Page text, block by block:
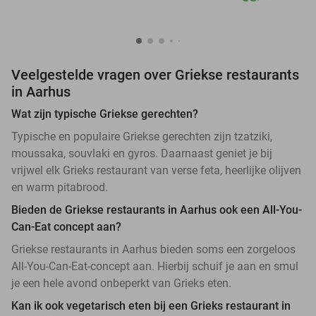
Veelgestelde vragen over Griekse restaurants
in Aarhus
Wat zijn typische Griekse gerechten?
Typische en populaire Griekse gerechten zijn tzatziki,
moussaka, souvlaki en gyros. Daarnaast geniet je bij
vrijwel elk Grieks restaurant van verse feta, heerlijke olijven
en warm pitabrood.
Bieden de Griekse restaurants in Aarhus ook een All-You-
Can-Eat concept aan?
Griekse restaurants in Aarhus bieden soms een zorgeloos
All-You-Can-Eat-concept aan. Hierbij schuif je aan en smul
je een hele avond onbeperkt van Grieks eten.
Kan ik ook vegetarisch eten bij een Grieks restaurant in